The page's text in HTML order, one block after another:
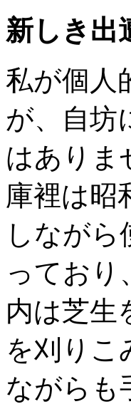
新しき出
私が個人
が、自坊
はありま
庫裡は昭
しなが
っており
内は芝生
を刈りこ
ながらも